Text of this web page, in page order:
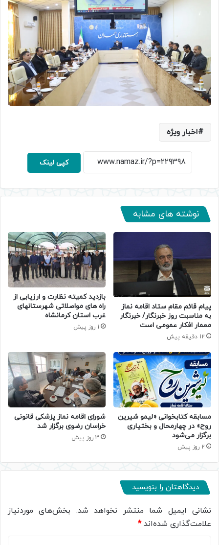
اخبار ویژه
کپی لینک
نوشته های مشابه
پیام قائم مقام ستاد اقامه نماز
به مناسبت روز خبرنگار/ خبرنگار
معمار افکار عمومی است
12 دقیقه پیش
بازدید کمیته نظارت و ارزیابی از
راه های مواصلاتی شهرستانهای
غرب استان کرمانشاه
1 روز پیش
مسابقه کتابخوانی «لیمو شیرین
روح» در چهارمحال و بختیاری
برگزار می‌شود
2 روز پیش
شورای اقامه نماز پزشکی قانونی
خراسان رضوی برگزار شد
3 روز پیش
دیدگاهتان را بنویسید
نشانی ایمیل شما منتشر نخواهد شد. بخش‌های موردنیاز
علامت‌گذاری شده‌اند*